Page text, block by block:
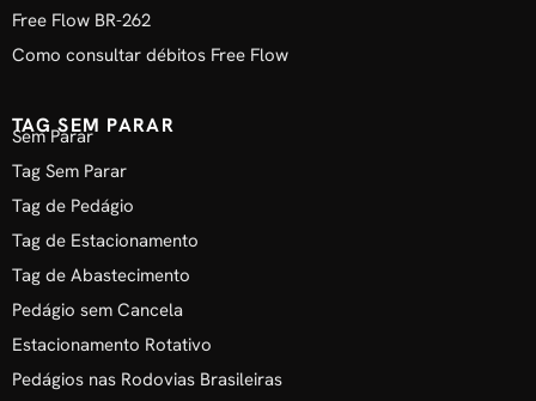
Free Flow BR-262
Como consultar débitos Free Flow
TAG SEM PARAR
Sem Parar
Tag Sem Parar
Tag de Pedágio
Tag de Estacionamento
Tag de Abastecimento
Pedágio sem Cancela
Estacionamento Rotativo
Pedágios nas Rodovias Brasileiras